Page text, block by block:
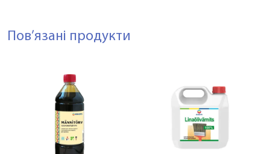
Пов’язані продукти